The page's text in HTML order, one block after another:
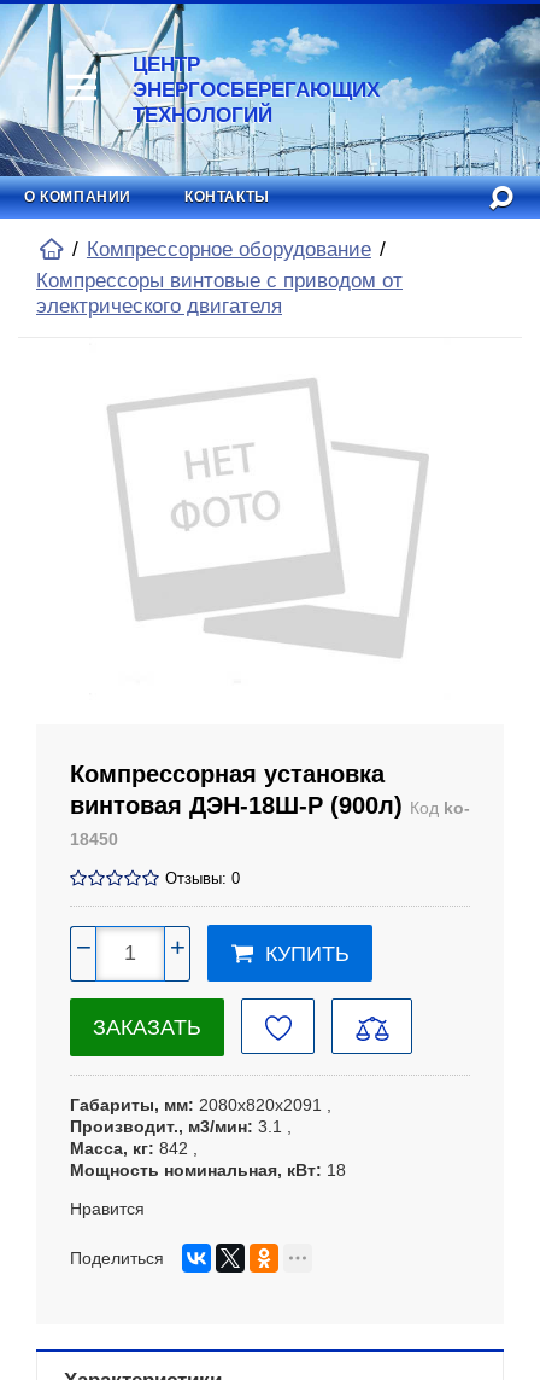
ЦЕНТР
ЭНЕРГОСБЕРЕГАЮЩИХ
ТЕХНОЛОГИЙ
О КОМПАНИИ КОНТАКТЫ
Компрессорное оборудование
Компрессоры винтовые с приводом от
электрического двигателя
Компрессорная установка
винтовая ДЭН-18Ш-Р (900л) Код ko-
18450
Отзывы: 0
− + КУПИТЬ
ЗАКАЗАТЬ
Габариты, мм 2080х820х2091
Производит., м3/мин 3.1
Масса, кг 842
Мощность номинальная, кВт
18
Нравится
Поделиться